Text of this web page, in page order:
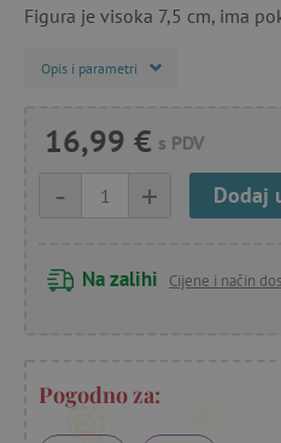
Figura je visoka 7,5 cm, ima
Opis i parametri
16,99 € s PDV
+
- Dodaj
Na zalihi Cijene i način
Pogodno za: